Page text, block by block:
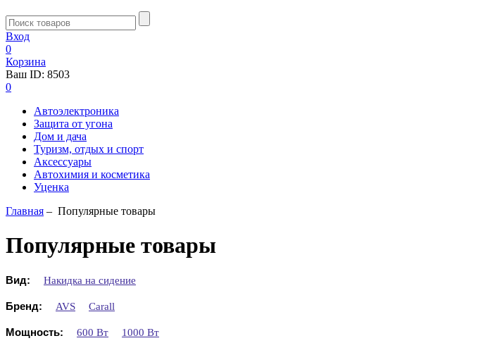
Вход
0
Корзина
Ваш ID: 8503
0
Автоэлектроника
Защита от угона
Дом и дача
Туризм, отдых и спорт
Аксессуары
Автохимия и косметика
Уценка
Главная – Популярные товары
Популярные товары
Вид: Накидка на сидение
Бренд: AVS Carall
Мощность: 600 Вт 1000 Вт